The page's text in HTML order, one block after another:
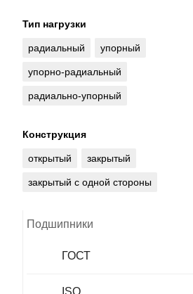
Тип нагрузки
радиальный упорный
упорно-радиальный
радиально-упорный
Конструкция
открытый закрытый
закрытый с одной стороны
Подшипники
ГОСТ
ISO